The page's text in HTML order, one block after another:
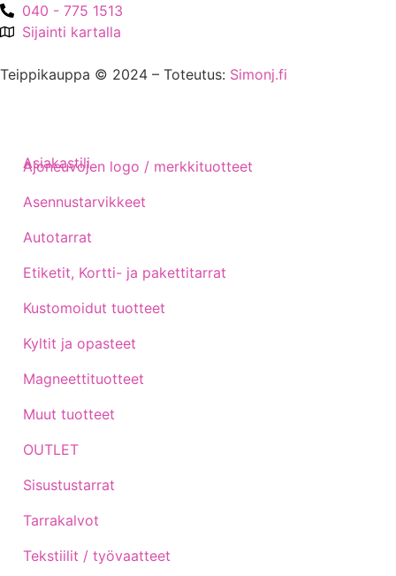
040 - 775 1513
Sijainti kartalla
Teippikauppa © 2024 – Toteutus: Simonj.fi
Ajoneuvojen logo / merkkituotteet
Asennustarvikkeet
Autotarrat
Etiketit, Kortti- ja pakettitarrat
Kustomoidut tuotteet
Kyltit ja opasteet
Magneettituotteet
Muut tuotteet
OUTLET
Sisustustarrat
Tarrakalvot
Tekstiilit / työvaatteet
Asiakastili